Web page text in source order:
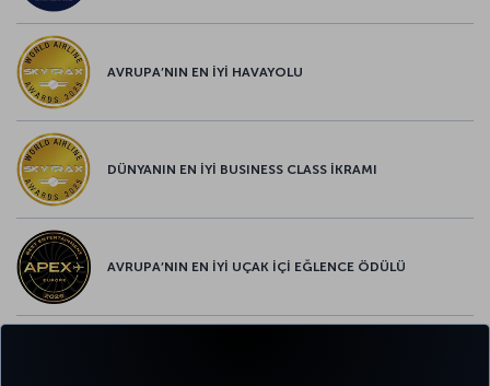
AVRUPA’NIN EN İYİ HAVAYOLU
DÜNYANIN EN İYİ BUSINESS CLASS İKRAMI
AVRUPA’NIN EN İYİ UÇAK İÇİ EĞLENCE ÖDÜLÜ